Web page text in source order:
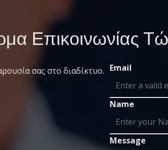
Επικοινωνίας
σας στο διαδίκτυο. Email
Name
Message